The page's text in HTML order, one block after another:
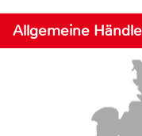
Allgemeine